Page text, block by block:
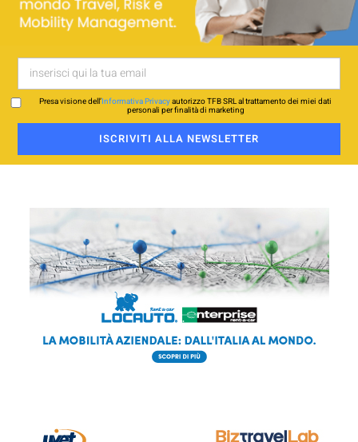
Presa visione dell’Informativa Privacyautorizzo TFB SRL al trattamento dei miei dati
personali per finalità di marketing
ISCRIVITI ALLA NEWSLETTER